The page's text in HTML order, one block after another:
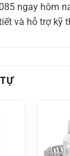
ngay hôm
và hỗ trợ kỹ